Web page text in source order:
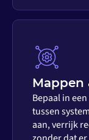
Mappen
Bepaal in
tussen
aan, verrijk